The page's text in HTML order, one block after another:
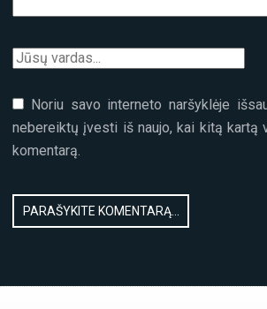
Noriu savo interneto naršyklėje
nebereiktų įvesti iš naujo, kai kitą kartą
komentarą.